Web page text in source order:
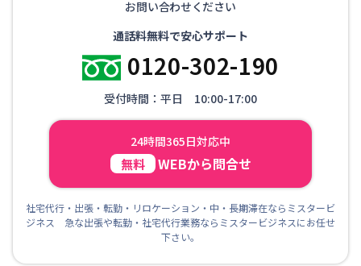
お問い合わせください
通話料無料で安心サポート
0120-302-190
受付時間：平日 10:00-17:00
24時間365日対応中
無料 WEBから問合せ
社宅代行・出張・転勤・リロケーション・中・長期滞在ならミスタービ
ジネス 急な出張や転勤・社宅代行業務ならミスタービジネスにお任せ
下さい。